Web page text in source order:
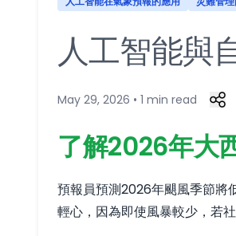
人工智能與
May 29, 2026 • 1 min read
了解2026年大
預報員預測2026年颶風季節將
輕心，因為即使風暴較少，若